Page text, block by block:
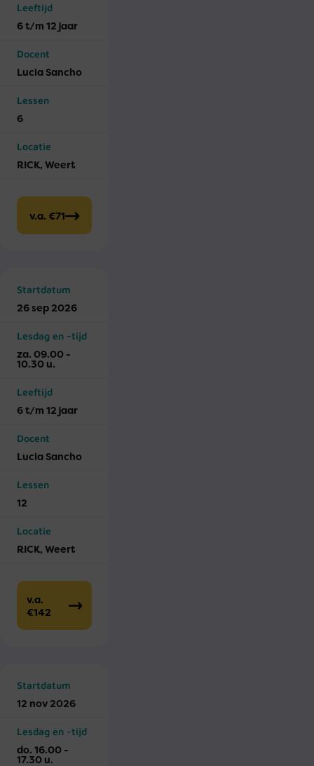
Leeftijd
6 t/m 12 jaar
Docent
Lucia Sancho
Lessen
6
Locatie
RICK, Weert
v.a. €71
Startdatum
26 sep 2026
Lesdag en -tijd
za. 09.00 -
10.30 u.
Leeftijd
6 t/m 12 jaar
Docent
Lucia Sancho
Lessen
12
Locatie
RICK, Weert
v.a.
€142
Startdatum
12 nov 2026
Lesdag en -tijd
do. 16.00 -
17.30 u.